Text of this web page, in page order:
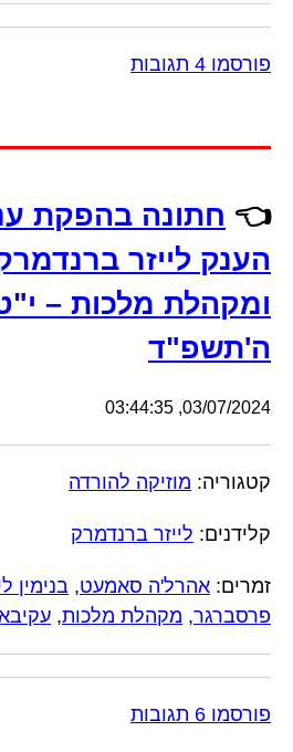
פורסמו 4 תגובות
👈 חתונה בהפקת
ומקהלת מלכות – י"ט
ה'תשפ"ד
03/07/2024, 03:44:35
קטגוריה: מוזיקה להורדה
קלידנים: לייזר ברנדמרק
זמרים: אהרל'ה סאמעט, בנימין
פרסברגר, מקהלת מלכות,
פורסמו 6 תגובות